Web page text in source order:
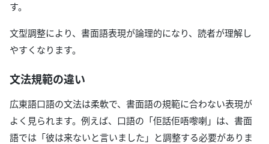
す。
文型調整により、書面語表現が論理的になり、読者が理解し
やすくなります。
文法規範の違い
広東語口語の文法は柔軟で、書面語の規範に合わない表現が
よく見られます。例えば、口語の「佢話佢唔嚟喇」は、書面
語では「彼は来ないと言いました」と調整する必要がありま